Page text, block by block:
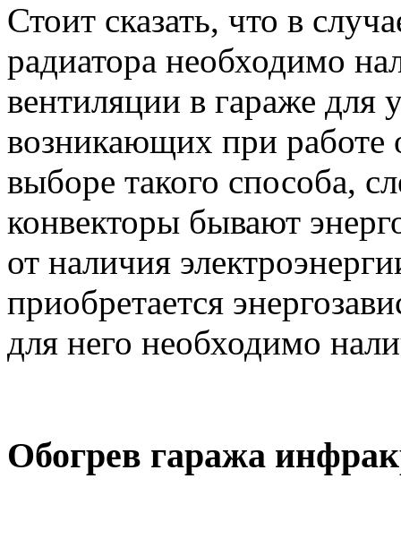
Стоит сказать, что в
радиатора необходимо
вентиляции в гараже для
возникающих при работе
выборе такого способа,
конвекторы бывают
от наличия
приобретается
для него необходимо
Обогрев гаража